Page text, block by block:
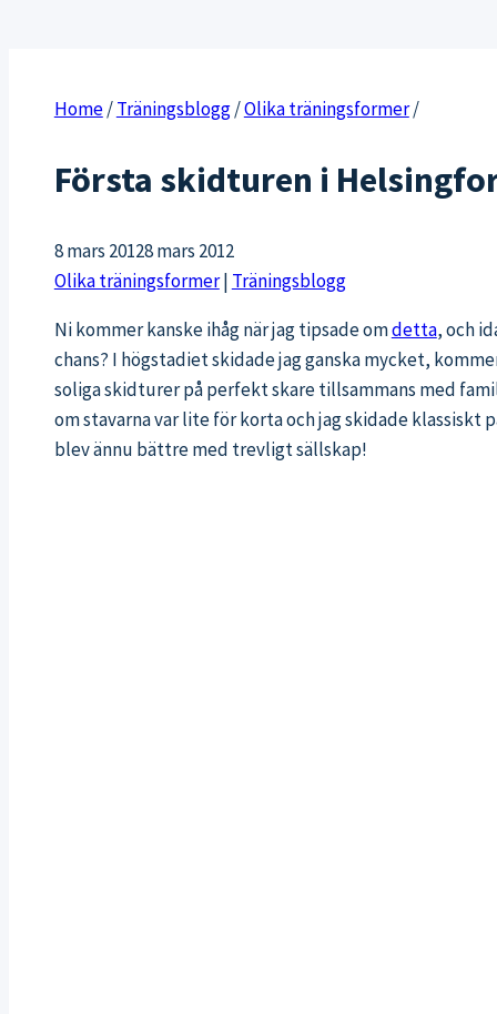
Home/Träningsblogg/Olika träningsformer/
Första skidturen i
8 mars 20128 mars 2012
Olika träningsformer| Träningsblogg
Ni kommer kanske ihåg när jag tipsade omdetta, och
chans? I högstadiet skidade jag ganska mycket,
soliga skidturer på perfekt skare tillsammans med
om stavarna var lite för korta och jag skidade klassiskt
blev ännu bättre med trevligt sällskap!